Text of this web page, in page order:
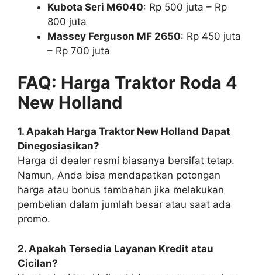
Kubota Seri M6040: Rp 500 juta – Rp
800 juta
Massey Ferguson MF 2650: Rp 450 juta
– Rp 700 juta
FAQ: Harga Traktor Roda 4
New Holland
1. Apakah Harga Traktor New Holland Dapat
Dinegosiasikan?
Harga di dealer resmi biasanya bersifat tetap.
Namun, Anda bisa mendapatkan potongan
harga atau bonus tambahan jika melakukan
pembelian dalam jumlah besar atau saat ada
promo.
2. Apakah Tersedia Layanan Kredit atau
Cicilan?